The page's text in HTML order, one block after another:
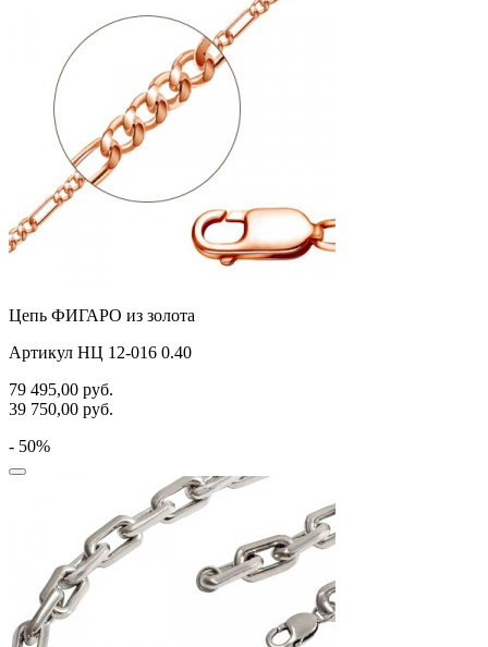
Цепь ФИГАРО из золота
Артикул НЦ 12-016 0.40
79 495,00 руб.
39 750,00 руб.
- 50%